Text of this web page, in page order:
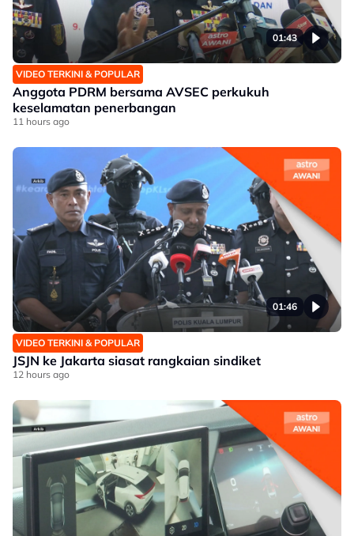
01:43
VIDEO TERKINI & POPULAR
Anggota PDRM bersama AVSEC perkukuh
keselamatan penerbangan
11 hours ago
01:46
VIDEO TERKINI & POPULAR
JSJN ke Jakarta siasat rangkaian sindiket
12 hours ago